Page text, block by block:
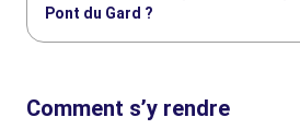
Pont du Gard ?
Billet d'entrée au Pont du Gard et au
Comment s’y rendre